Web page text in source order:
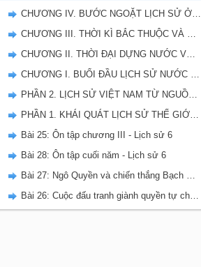
CHƯƠNG IV. BƯỚC NGOẶT LỊCH SỬ Ở ĐẦU THẾ KỈ X
CHƯƠNG III. THỜI KÌ BẮC THUỘC VÀ ĐẤU TRANH GIÀNH ĐỘC LẬP
CHƯƠNG II. THỜI ĐẠI DỰNG NƯỚC VĂN LANG - ÂU LẠC
CHƯƠNG I. BUỔI ĐẦU LỊCH SỬ NƯỚC TA
PHẦN 2. LỊCH SỬ VIỆT NAM TỪ NGUỒN GỐC ĐẾN THẾ KỈ X
PHẦN 1. KHÁI QUÁT LỊCH SỬ THẾ GIỚI CỔ ĐẠI
Bài 25: Ôn tập chương III - Lịch sử 6
Bài 28: Ôn tập cuối năm - Lịch sử 6
Bài 27: Ngô Quyền và chiến thắng Bạch Đằng năm 938
Bài 26: Cuộc đấu tranh giành quyền tự chủ của họ Khúc, họ Dương